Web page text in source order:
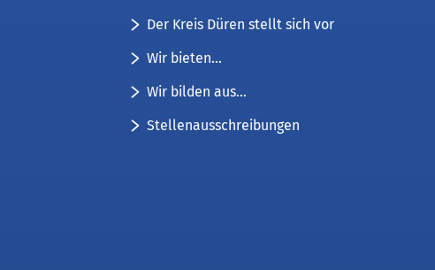
Der Kreis Düren stellt sich vor
Wir bieten...
Wir bilden aus...
Stellenausschreibungen